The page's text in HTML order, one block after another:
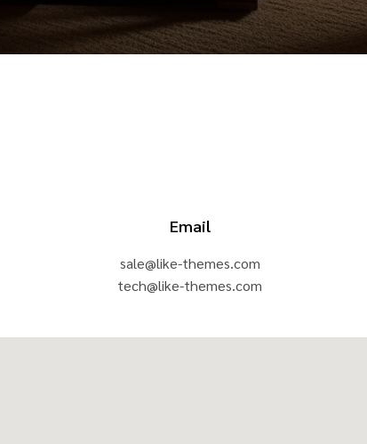
Email
sale@like-themes.com
tech@like-themes.com